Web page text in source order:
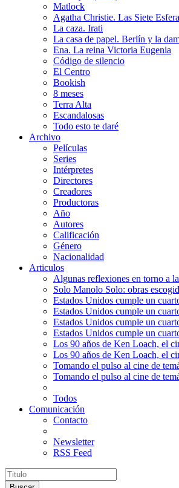
Matlock
Agatha Christie. Las Siete
La caza. Irati
La casa de papel. Berlín y la
Ena. La reina Victoria Eugenia
Código de silencio
El Centro
Bookish
8 meses
Terra Alta
Escandalosas
Todo esto te daré
Archivo
Películas
Series
Intérpretes
Directores
Creadores
Productoras
Año
Autores
Calificación
Género
Nacionalidad
Articulos
Algunas reflexiones en torno a
Solo Manolo Solo: obras
Estados Unidos cumple un
Estados Unidos cumple un
Estados Unidos cumple un
Estados Unidos cumple un
Los 90 años de Ken Loach, el
Los 90 años de Ken Loach, el
Tomando el pulso al cine de
Tomando el pulso al cine de
Todos
Comunicación
Contacto
Newsletter
RSS Feed